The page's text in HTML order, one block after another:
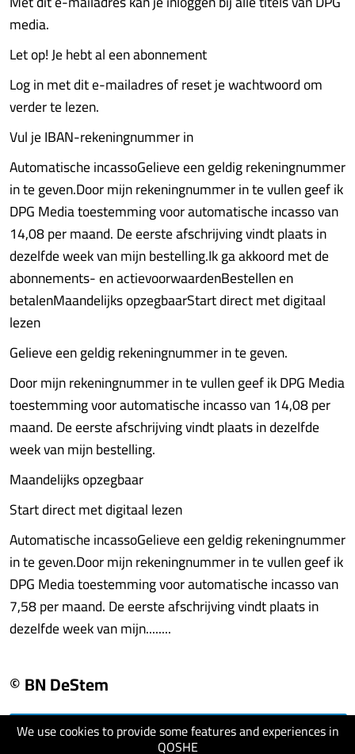
We use cookies to provide some features and experiences in
QOSHE
media.
Let op! Je hebt al een abonnement
Log in met dit e-mailadres of reset je wachtwoord om
verder te lezen.
Vul je IBAN-rekeningnummer in
Automatische incassoGelieve een geldig rekeningnummer
in te geven.Door mijn rekeningnummer in te vullen geef ik
DPG Media toestemming voor automatische incasso van
14,08 per maand. De eerste afschrijving vindt plaats in
dezelfde week van mijn bestelling.Ik ga akkoord met de
abonnements- en actievoorwaardenBestellen en
betalenMaandelijks opzegbaarStart direct met digitaal
lezen
Gelieve een geldig rekeningnummer in te geven.
Door mijn rekeningnummer in te vullen geef ik DPG Media
toestemming voor automatische incasso van 14,08 per
maand. De eerste afschrijving vindt plaats in dezelfde
week van mijn bestelling.
Maandelijks opzegbaar
Start direct met digitaal lezen
Automatische incassoGelieve een geldig rekeningnummer
in te geven.Door mijn rekeningnummer in te vullen geef ik
DPG Media toestemming voor automatische incasso van
7,58 per maand. De eerste afschrijving vindt plaats in
dezelfde week van mijn........
© BN DeStem
visit website